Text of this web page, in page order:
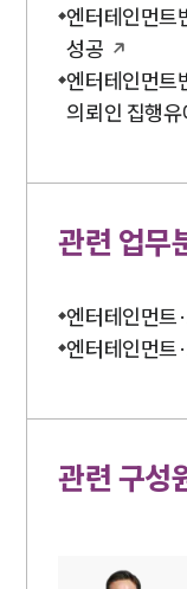
엔터테인먼트
성공
엔터테인먼트
의뢰인 집행유
관련 업무
엔터테인먼트
엔터테인먼트
관련 구성